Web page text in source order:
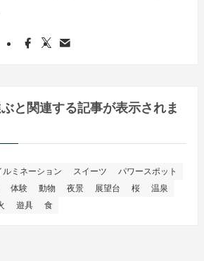
と関連する記事が表示されま
ルミネーション スイーツ
パワースポット
体験 動物 夜景 展望台 桜
温泉
遊具 食